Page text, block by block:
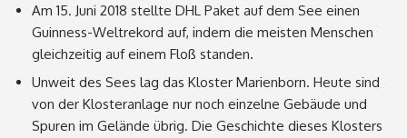
Am 15. Juni 2018 stellte DHL Paket auf dem See einen
Guinness-Weltrekord auf, indem die meisten Menschen
gleichzeitig auf einem Floß standen.
Unweit des Sees lag das Kloster Marienborn. Heute sind
von der Klosteranlage nur noch einzelne Gebäude und
Spuren im Gelände übrig. Die Geschichte dieses Klosters